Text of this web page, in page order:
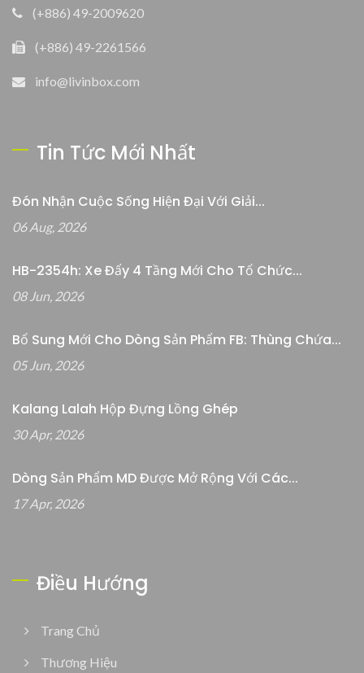
(+886) 49-2009620
(+886) 49-2261566
info@livinbox.com
Tin Tức Mới Nhất
Đón Nhận Cuộc Sống Hiện Đại Với Giải...
06 Aug, 2026
HB-2354h: Xe Đẩy 4 Tầng Mới Cho Tổ Chức...
08 Jun, 2026
Bổ Sung Mới Cho Dòng Sản Phẩm FB: Thùng Chứa...
05 Jun, 2026
Kalang Lalah Hộp Đựng Lồng Ghép
30 Apr, 2026
Dòng Sản Phẩm MD Được Mở Rộng Với Các...
17 Apr, 2026
Điều Hướng
Trang Chủ
Thương Hiệu